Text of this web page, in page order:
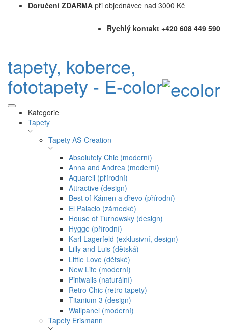
Doručení ZDARMA při objednávce nad 3000 Kč
Rychlý kontakt +420 608 449 590
tapety, koberce,
fototapety - E-color
Kategorie
Tapety
Tapety AS-Creation
Absolutely Chic (moderní)
Anna and Andrea (moderní)
Aquarell (přírodní)
Attractive (design)
Best of Kámen a dřevo (přírodní)
El Palacio (zámecké)
House of Turnowsky (design)
Hygge (přírodní)
Karl Lagerfeld (exklusivní, design)
Lilly and Luis (dětská)
Little Love (dětské)
New Life (moderní)
Pintwalls (naturální)
Retro Chic (retro tapety)
Titanium 3 (design)
Wallpanel (moderní)
Tapety Erismann